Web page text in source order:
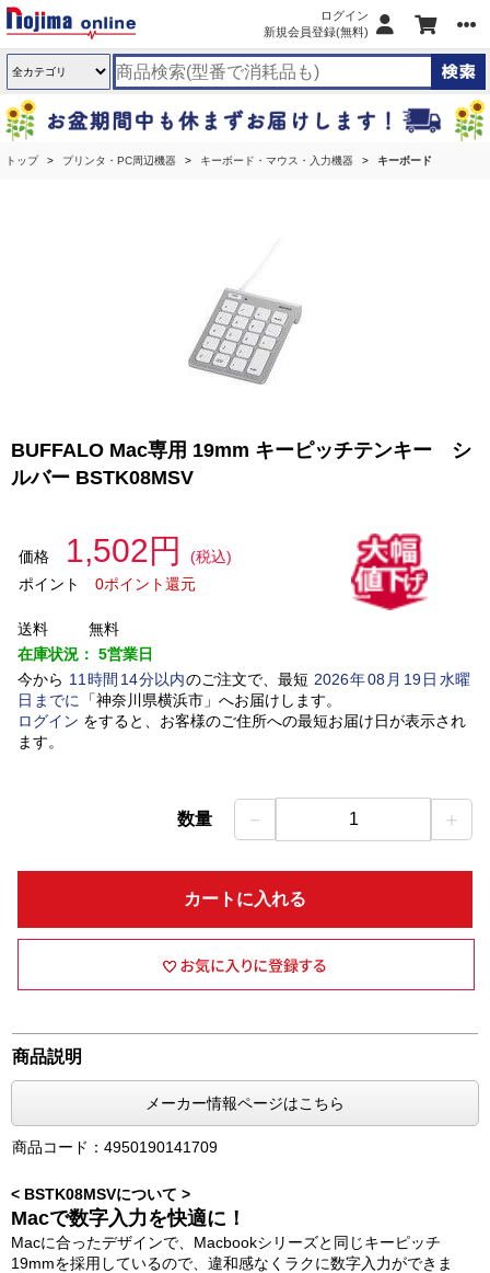
ログイン
新規会員登録(無料)
トップ プリンタ・PC周辺機器 キーボード・マウス・入力機器 キーボード
BUFFALO Mac専用 19mm キーピッチテンキー シ
ルバー BSTK08MSV
価格 1,502円
(税込)
ポイント
0ポイント還元
送料
無料
在庫状況： 5営業日
今から 11 時間 14分以内のご注文で、最短 2026年08 月 19日水曜
日 までに 「神奈川県横浜市」 へお届けします。
ログイン をすると、お客様のご住所への最短お届け日が表示され
ます。
数量 － 1 ＋
カートに入れる
商品説明
メーカー情報ページはこちら
商品コード：4950190141709
< BSTK08MSVについて >
Macで数字入力を快適に！
Macに合ったデザインで、Macbookシリーズと同じキーピッチ
19mmを採用しているので、違和感なくラクに数字入力ができま